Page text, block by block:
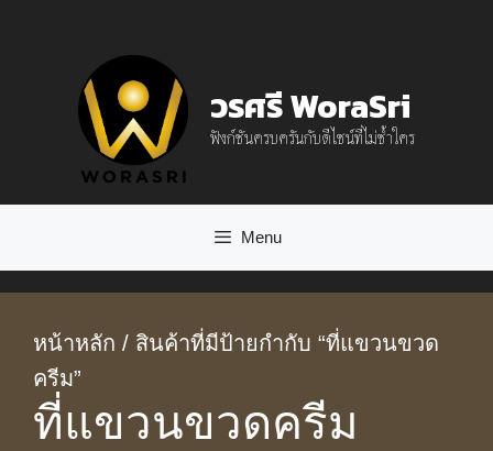
วรศรี WoraSri
ฟังก์ชันครบครันกับดีไซน์ที่ไม่ซ้ำใคร
Menu
หน้าหลัก / สินค้าที่มีป้ายกำกับ “ที่แขวนขวด
ครีม”
ที่แขวนขวดครีม